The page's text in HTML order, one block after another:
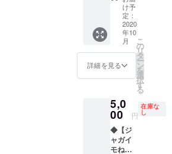
ます。
※蜜蝋や
顔料と
なって
いる各
アレル
ギーの
用をお
控えく
ださ
い。 ※
Ｔシャ
た後、
アイロ
ンをか
けると
蜜蝋の
成分が
溶け、
支援へ
のお礼
セージ
を添え
本セッ
ト）を
お作り
して発
送致し
ます。
・缶
りしま
す。 ・
ご使用
になり
たい土
は郵送
らぶ色
クレヨ
ンと、
クレヨ
ンの原
料と
なって
いる"島
の特産
め合わ
せた贅
沢な
セット
です。
ご支援
け予
定：
2020
年10
月
詳細を見る
こ
の
リ
タ
ー
ン
を
選
択
す
る
5,0
00 円
在庫な
し
◆【ジ
ャガイ
モねん